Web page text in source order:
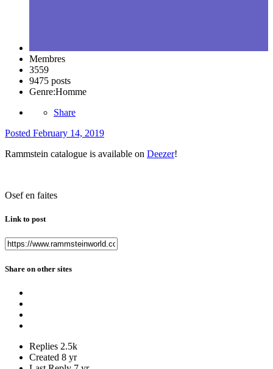
Membres
3559
9475 posts
Genre:Homme
Share
Posted February 14, 2019
Rammstein catalogue is available on Deezer!
Osef en faites
Link to post
Share on other sites
Replies 2.5k
Created 8 yr